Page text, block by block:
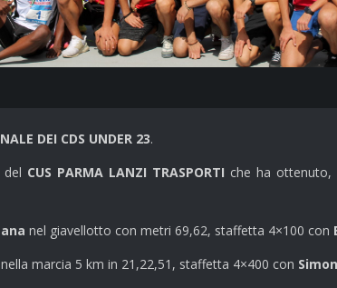
DEI CDS UNDER 23.
CUS PARMA LANZI TRASPORTI che ha ottenuto,
nel giavellotto con metri 69,62, staffetta 4×100 con
marcia 5 km in 21,22,51, staffetta 4×400 con